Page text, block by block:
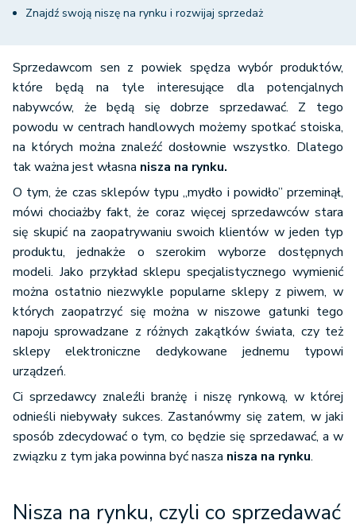
Znajdź swoją niszę na rynku i rozwijaj sprzedaż
Sprzedawcom sen z powiek spędza wybór produktów,
które będą na tyle interesujące dla potencjalnych
nabywców, że będą się dobrze sprzedawać. Z tego
powodu w centrach handlowych możemy spotkać stoiska,
na których można znaleźć dosłownie wszystko. Dlatego
tak ważna jest własna nisza na rynku.
O tym, że czas sklepów typu „mydło i powidło” przeminął,
mówi chociażby fakt, że coraz więcej sprzedawców stara
się skupić na zaopatrywaniu swoich klientów w jeden typ
produktu, jednakże o szerokim wyborze dostępnych
modeli. Jako przykład sklepu specjalistycznego wymienić
można ostatnio niezwykle popularne sklepy z piwem, w
których zaopatrzyć się można w niszowe gatunki tego
napoju sprowadzane z różnych zakątków świata, czy też
sklepy elektroniczne dedykowane jednemu typowi
urządzeń.
Ci sprzedawcy znaleźli branżę i niszę rynkową, w której
odnieśli niebywały sukces. Zastanówmy się zatem, w jaki
sposób zdecydować o tym, co będzie się sprzedawać, a w
związku z tym jaka powinna być nasza nisza na rynku.
Nisza na rynku, czyli co sprzedawać